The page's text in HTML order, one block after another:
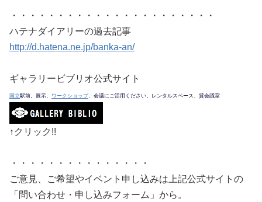
・・・・・・・・・・・・・・・・・・・・・・
ハテナダイアリーの過去記事
http://d.hatena.ne.jp/banka-an/
ギャラリービブリオ公式サイト
国立駅前。展示、 ワークショップ、会議にご活用ください。レンタルスペース、貸会議室
↑クリック!!
・・・・・・・・・・・・・・・
ご意見、ご希望やイベント申し込みは上記公式サイトの
「問い合わせ・申し込みフォーム」から。